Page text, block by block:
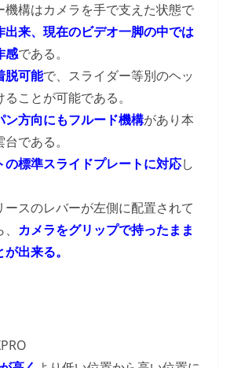
機構はカメラを手で支えた状態で
来、 現在のビデオ一脚の中では
感である。
脱可能で、スライダー等別のヘッ
ることが可能である。
ン方向にもフルード機構があり本
である。
の標準スライドプレートに対応し
ースのレバーが左側に配置されて
カメラをグリップで持ったまま
出来る。